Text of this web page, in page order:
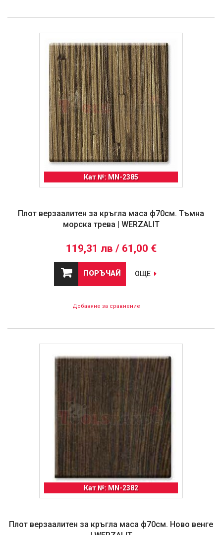
Кат №: MN-2385
Плот верзаалитен за кръгла маса ф70см. Тъмна
морска трева | WERZALIT
119,31 лв / 61,00 €
ПОРЪЧАЙ ОЩЕ
Добавяне за сравнение
Кат №: MN-2382
Плот верзаалитен за кръгла маса ф70см. Ново венге